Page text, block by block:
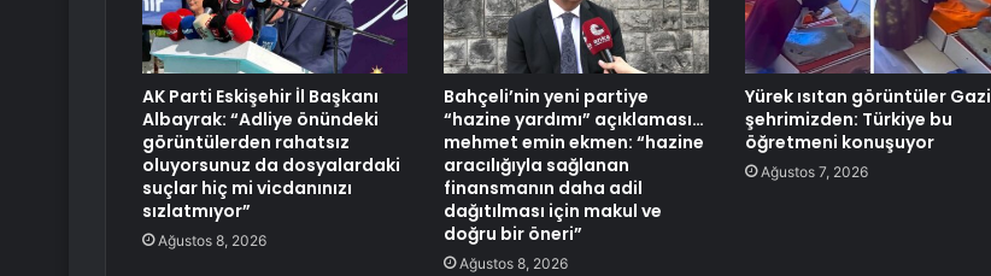
AK Parti Eskişehir İl Başkanı
Albayrak: “Adliye önündeki
görüntülerden rahatsız
oluyorsunuz da dosyalardaki
suçlar hiç mi vicdanınızı
sızlatmıyor”
Ağustos 8, 2026
Bahçeli’nin yeni partiye
“hazine yardımı” açıklaması…
mehmet emin ekmen: “hazine
aracılığıyla sağlanan
finansmanın daha adil
dağıtılması için makul ve
doğru bir öneri”
Ağustos 8, 2026
Yürek ısıtan görüntüler Gazi
şehrimizden: Türkiye bu
öğretmeni konuşuyor
Ağustos 7, 2026